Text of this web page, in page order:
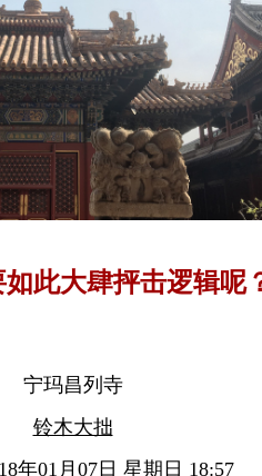
此大肆抨击逻辑呢
宁玛昌列寺
铃木大拙
年01月07日 星期日 18:57